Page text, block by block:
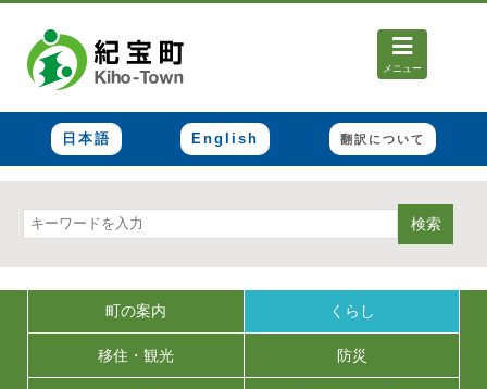
メニュー
日本語 English 翻訳について
検索
町の案内 くらし
移住・観光 防災